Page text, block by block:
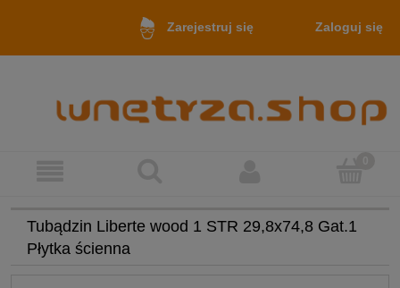
Zarejestruj się Zaloguj się
Tubądzin Liberte wood 1 STR 29,8x74,8 Gat.1
Płytka ścienna